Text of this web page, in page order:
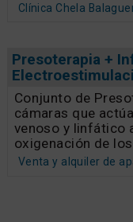
Clínica Chela
Presoterapia +
Conjunto de
cámaras que
venoso y linfático
oxigenación de
Venta y alquiler de